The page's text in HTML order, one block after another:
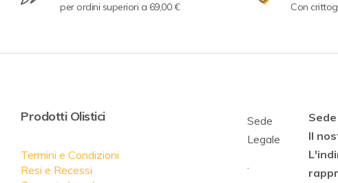
per ordini superiori a 69,00 € Con
Prodotti Olistici
Termini e Condizioni
Resi e Recessi
Sede
Legale
.
Il